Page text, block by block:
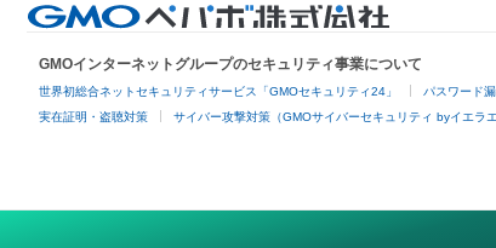
GMOインターネットグループのセキュリティ事業について
世界初総合ネットセキュリティサービス「GMOセキュリティ24」 パスワード
実在証明・盗聴対策 サイバー攻撃対策（GMOサイバーセキュリティ byイエラエ